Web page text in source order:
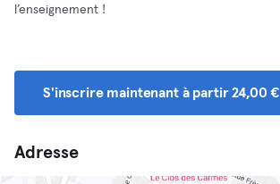
l’enseignement !
S'inscrire maintenant à partir 24,00 €
Adresse